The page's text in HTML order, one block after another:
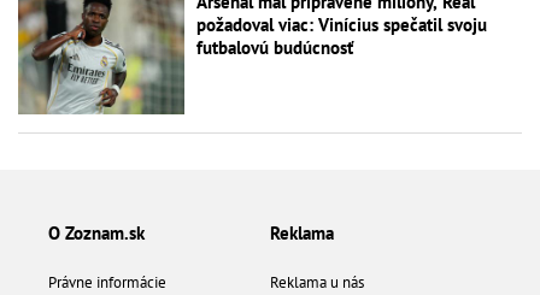
požadoval viac: Vinícius spečatil svoju
futbalovú budúcnosť
O Zoznam.sk
Právne informácie
Reklama
Reklama u nás